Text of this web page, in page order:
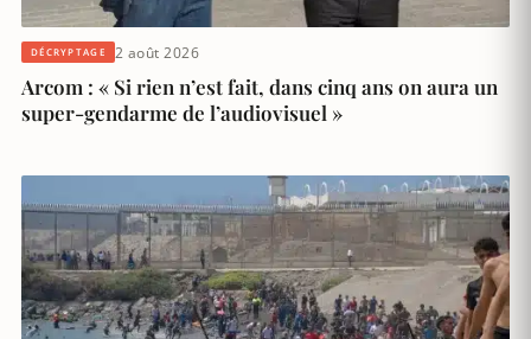
DÉCRYPTAGE 2 août 2026
Arcom : « Si rien n’est fait, dans cinq ans on aura un
super-gendarme de l’audiovisuel »